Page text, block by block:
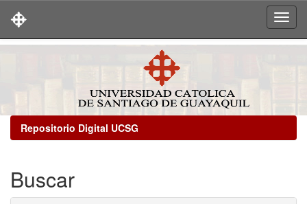
Repositorio Digital UCSG
Buscar